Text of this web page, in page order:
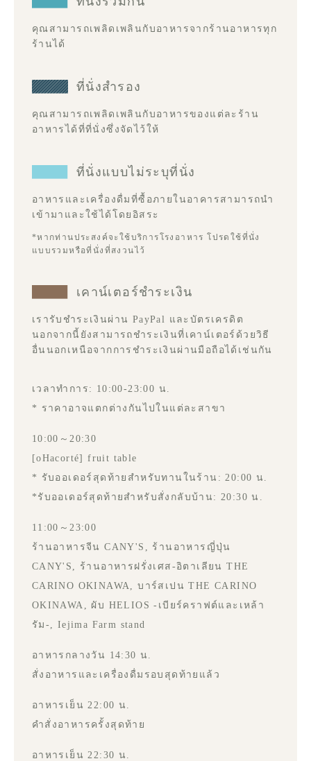
คุณสามารถเพลิดเพลินกับอาหารจากร้านอาหารทุก
ร้านได้
ที่นั่งสำรอง
คุณสามารถเพลิดเพลินกับอาหารของแต่ละร้าน
อาหารได้ที่ที่นั่งซึ่งจัดไว้ให้
ที่นั่งแบบไม่ระบุที่นั่ง
อาหารและเครื่องดื่มที่ซื้อภายในอาคารสามารถนำ
เข้ามาและใช้ได้โดยอิสระ
*หากท่านประสงค์จะใช้บริการโรงอาหาร โปรดใช้ที่นั่ง
แบบรวมหรือที่นั่งที่สงวนไว้
เคาน์เตอร์ชำระเงิน
เรารับชำระเงินผ่าน PayPal และบัตรเครดิต
นอกจากนี้ยังสามารถชำระเงินที่เคาน์เตอร์ด้วยวิธี
อื่นนอกเหนือจากการชำระเงินผ่านมือถือได้เช่นกัน
เวลาทำการ: 10:00-23:00 น.
* ราคาอาจแตกต่างกันไปในแต่ละสาขา
10:00～20:30
[oHacorté] fruit table
* รับออเดอร์สุดท้ายสำหรับทานในร้าน: 20:00 น.
*รับออเดอร์สุดท้ายสำหรับสั่งกลับบ้าน: 20:30 น.
11:00～23:00
ร้านอาหารจีน CANY'S, ร้านอาหารญี่ปุ่น
CANY'S, ร้านอาหารฝรั่งเศส-อิตาเลียน THE
CARINO OKINAWA, บาร์สเปน THE CARINO
OKINAWA, ผับ HELIOS -เบียร์คราฟต์และเหล้า
รัม-, Iejima Farm stand
อาหารกลางวัน 14:30 น.
สั่งอาหารและเครื่องดื่มรอบสุดท้ายแล้ว
อาหารเย็น 22:00 น.
คำสั่งอาหารครั้งสุดท้าย
อาหารเย็น 22:30 น.